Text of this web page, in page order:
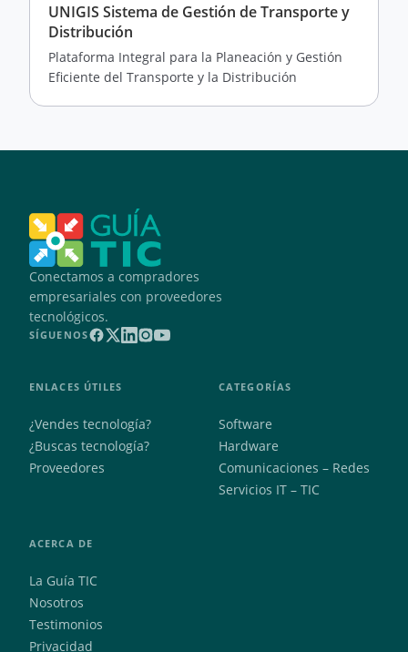
UNIGIS Sistema de Gestión de Transporte y
Distribución
Plataforma Integral para la Planeación y Gestión
Eficiente del Transporte y la Distribución
Conectamos a compradores
empresariales con proveedores
tecnológicos.
SÍGUENOS
ENLACES ÚTILES
¿Vendes tecnología?
¿Buscas tecnología?
Proveedores
CATEGORÍAS
Software
Hardware
Comunicaciones – Redes
Servicios IT – TIC
ACERCA DE
La Guía TIC
Nosotros
Testimonios
Privacidad